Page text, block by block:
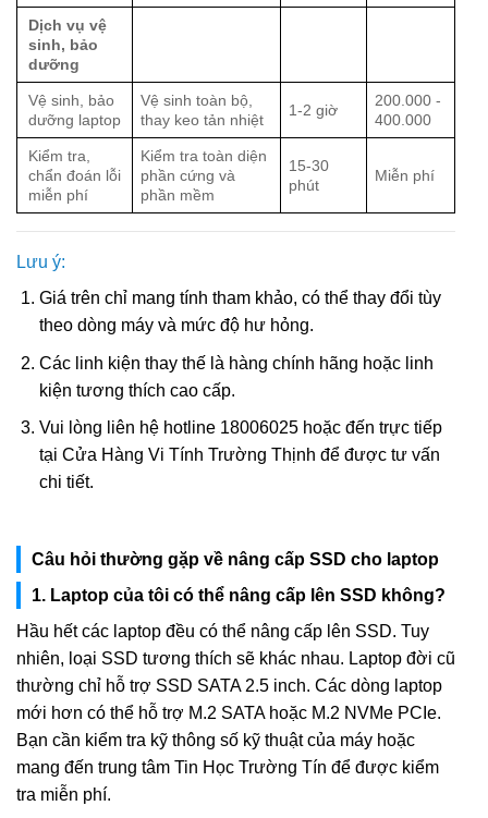
Dịch vụ vệ
sinh, bảo
dưỡng
Vệ sinh, bảo
dưỡng laptop
Vệ sinh toàn bộ,
thay keo tản nhiệt
1-2 giờ
200.000 -
400.000
Kiểm tra,
chẩn đoán lỗi
miễn phí
Kiểm tra toàn diện
phần cứng và
phần mềm
15-30
phút
Miễn phí
Lưu ý:
Giá trên chỉ mang tính tham khảo, có thể thay đổi tùy
theo dòng máy và mức độ hư hỏng.
Các linh kiện thay thế là hàng chính hãng hoặc linh
kiện tương thích cao cấp.
Vui lòng liên hệ hotline 18006025 hoặc đến trực tiếp
tại Cửa Hàng Vi Tính Trường Thịnh để được tư vấn
chi tiết.
Câu hỏi thường gặp về nâng cấp SSD cho laptop
1. Laptop của tôi có thể nâng cấp lên SSD không?
Hầu hết các laptop đều có thể nâng cấp lên SSD. Tuy
nhiên, loại SSD tương thích sẽ khác nhau. Laptop đời cũ
thường chỉ hỗ trợ SSD SATA 2.5 inch. Các dòng laptop
mới hơn có thể hỗ trợ M.2 SATA hoặc M.2 NVMe PCIe.
Bạn cần kiểm tra kỹ thông số kỹ thuật của máy hoặc
mang đến trung tâm Tin Học Trường Tín để được kiểm
tra miễn phí.